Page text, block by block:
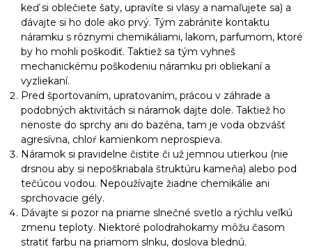
keď si oblečiete šaty, upravíte si vlasy a namaľujete sa) a
dávajte si ho dole ako prvý. Tým zabránite kontaktu
náramku s rôznymi chemikáliami, lakom, parfumom, ktoré
by ho mohli poškodiť. Taktiež sa tým vyhneš
mechanickému poškodeniu náramku pri obliekaní a
vyzliekaní.
Pred športovaním, upratovaním, prácou v záhrade a
podobných aktivitách si náramok dajte dole. Taktiež ho
nenoste do sprchy ani do bazéna, tam je voda obzvášť
agresívna, chloŕ kamienkom neprospieva.
Náramok si pravidelne čistite či už jemnou utierkou (nie
drsnou aby si nepoškriabala štruktúru kameňa) alebo pod
tečúcou vodou. Nepoužívajte žiadne chemikálie ani
sprchovacie gély.
Dávajte si pozor na priame slnečné svetlo a rýchlu veľkú
zmenu teploty. Niektoré polodrahokamy môžu časom
stratiť farbu na priamom slnku, doslova blednú.